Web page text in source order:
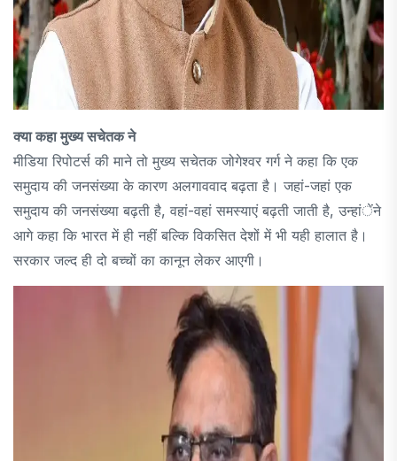
क्या कहा मुख्य सचेतक ने
मीडिया रिपोटर्स की माने तो मुख्य सचेतक जोगेश्वर गर्ग ने कहा कि एक
समुदाय की जनसंख्या के कारण अलगाववाद बढ़ता है। जहां-जहां एक
समुदाय की जनसंख्या बढ़ती है, वहां-वहां समस्याएं बढ़ती जाती है, उन्हांेंने
आगे कहा कि भारत में ही नहीं बल्कि विकसित देशों में भी यही हालात है।
सरकार जल्द ही दो बच्चों का कानून लेकर आएगी।